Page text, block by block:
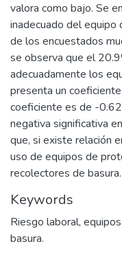
valora como bajo. Se
inadecuado del
de los encuestados
se observa que el
adecuadamente los
presenta un
coeficiente es de -
negativa significativa
que, si existe relación
uso de equipos de
recolectores de basura.
Keywords
Riesgo laboral,
basura.